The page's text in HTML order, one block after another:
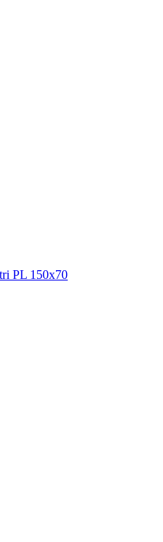
PL 150x70